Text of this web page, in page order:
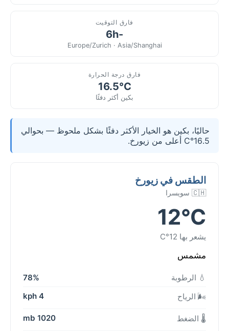
فارق التوقيت
-6h
Europe/Zurich · Asia/Shanghai
فارق درجة الحرارة
16.5°C
بكين أكثر دفئًا
حاليًا، بكين هو الخيار الأكثر دفئًا بشكل ملحوظ — بحوالي
16.5°C أعلى من زيورخ.
الطقس في زيورخ
🇨🇭 سويسرا
12°C
يشعر بها 12°C
مشمس
💧 الرطوبة
78%
🌬️ الرياح
4 kph
🌡️ الضغط 1020 mb